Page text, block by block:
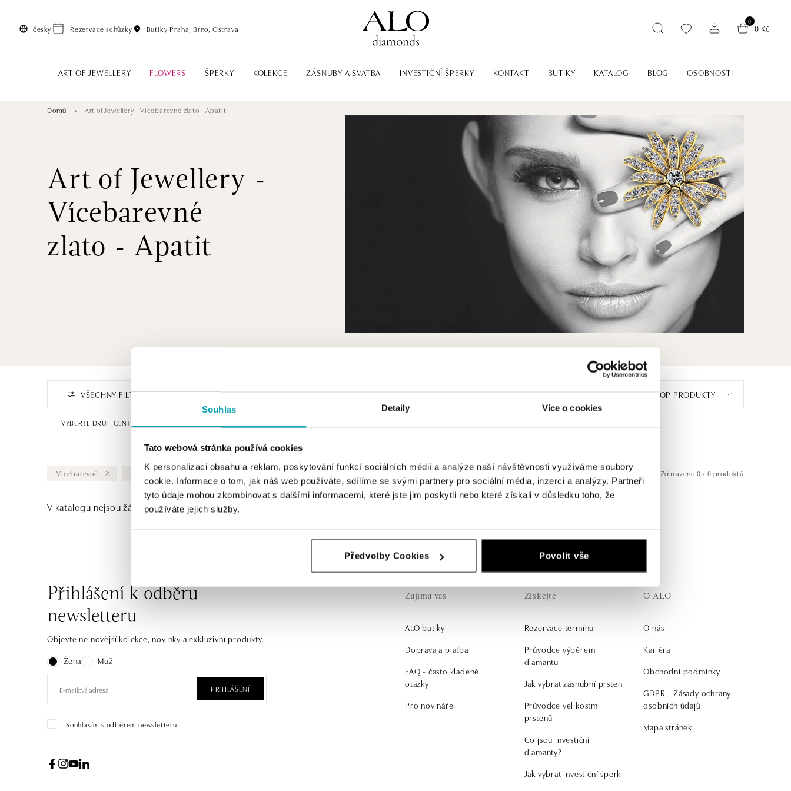
Souhlas Detaily Více o cookies
Tato webová stránka používá cookies
K personalizaci obsahu a reklam, poskytování funkcí sociálních médií a analýze naší návštěvnosti využíváme soubory
cookie. Informace o tom, jak náš web používáte, sdílíme se svými partnery pro sociální média, inzerci a analýzy. Partneři
tyto údaje mohou zkombinovat s dalšími informacemi, které jste jim poskytli nebo které získali v důsledku toho, že
používáte jejich služby.
Předvolby Cookies Povolit vše
česky Rezervace schůzky Butiky Praha, Brno, Ostrava
0
0 Kč
ART OF JEWELLERY FLOWERS ŠPERKY KOLEKCE ZÁSNUBY A SVATBA INVESTIČNÍ ŠPERKY KONTAKT BUTIKY KATALOG BLOG OSOBNOSTI
Domů Art of Jewellery - Vícebarevné zlato - Apatit
Art of Jewellery -
Vícebarevné
zlato - Apatit
VŠECHNY FILTRY FILTROVAT PODLE CENY
VYBERTE DRUH CENTRÁLNÍHO KAMENE
TOP PRODUKTY
Vícebarevné Apatit Vymazat vše Zobrazeno 0 z 0 produktů
V katalogu nejsou žádné produkty.
Přihlášení k odběru
newsletteru
Objevte nejnovější kolekce, novinky a exkluzivní produkty.
Žena
Muž
PŘIHLÁŠENÍ
Souhlasím s odběrem newsletteru
Zajíma vás
ALO butiky
Doprava a platba
FAQ - často kladené
otázky
Pro novináře
Získejte
Rezervace termínu
Průvodce výběrem
diamantu
Jak vybrat zásnubní prsten
Průvodce velikostmi
prstenů
Co jsou investiční
diamanty?
Jak vybrat investiční šperk
O ALO
O nás
Kariéra
Obchodní podmínky
GDPR - Zásady ochrany
osobních údajů
Mapa stránek